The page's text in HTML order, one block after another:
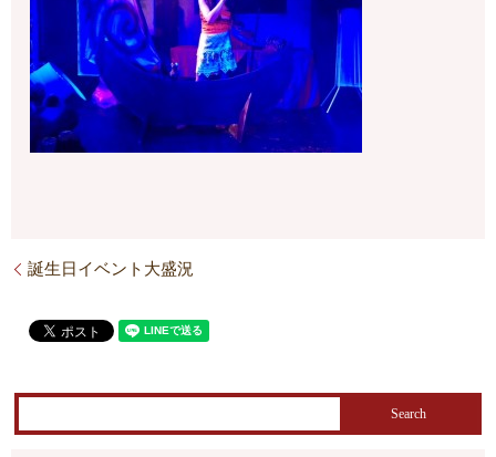
誕生日イベント大盛況